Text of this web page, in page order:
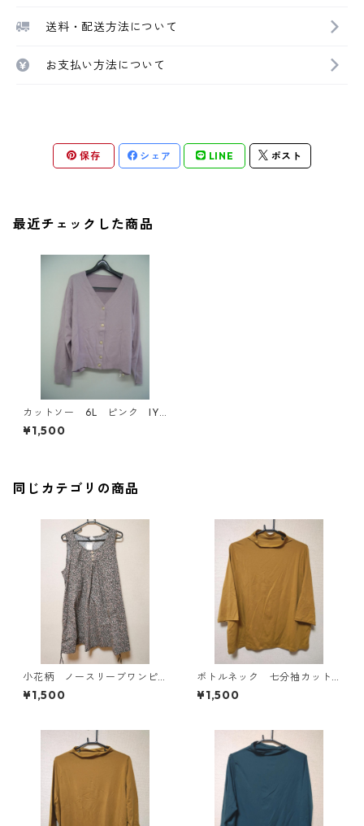
送料・配送方法について
お支払い方法について
保存 シェア LINE ポスト
最近チェックした商品
カットソー 6L ピンク IY-
4304
¥1,500
同じカテゴリの商品
小花柄 ノースリーブワンピ
ース ４Ｌ ブラック KAE-
4819
¥1,500
ボトルネック 七分袖カット
ソー ４Ｌ マスタード KA
E-4818
¥1,500